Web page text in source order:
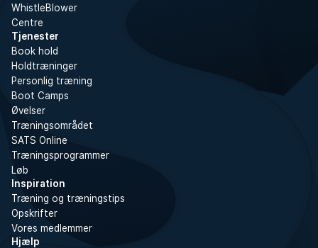
WhistleBlower
Centre
Tjenester
Book hold
Holdtræninger
Personlig træning
Boot Camps
Øvelser
Træningsområdet
SATS Online
Træningsprogrammer
Løb
Inspiration
Træning og træningstips
Opskrifter
Vores medlemmer
Hjælp